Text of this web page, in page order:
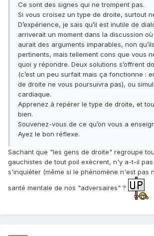
Ce sont des signes qui ne trompent pas.
Si vous croisez un type de droite, surtout
D’expérience, je sais qu’il est inutile de
arriverait un moment dans la discussion
aurait des arguments imparables, non
pertinents, mais tellement cons que vous
quoi y répondre. Deux solutions s’offrent
(c’est un peu surfait mais ça fonctionne :
de droite ne vous poursuivra pas), ou
cardiaque.
Apprenez à repérer le type de droite, et
bien.
Souvenez-vous de ce qu’on vous a
Ayez le bon réflexe.
Sachant que "les gens de droite" regroupe
gauchistes de tout poil exècrent, n'y a-t-il
s'inquiéter (même si le phénomène n'est pas
santé mentale de nos "adversaires" ?